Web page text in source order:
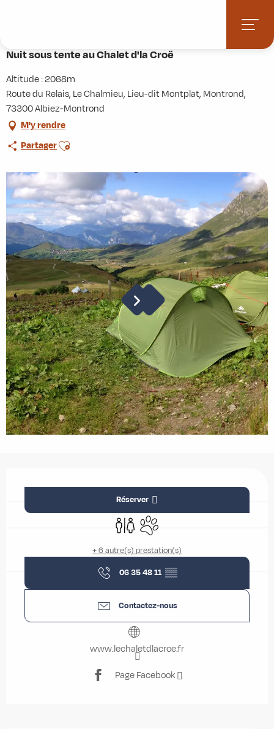
principal
Nuit sous tente au Chalet d'la Croë
Altitude : 2068m
Route du Relais, Le Chalmieu, Lieu-dit Montplat, Montrond,
73300 Albiez-Montrond
M'y rendre
PartagerAjouter aux favoris
Réserver
ToilettesAnimaux acceptés
+ 6 autre(s) prestation(s)
06 35 48 11 ▒▒
Contactez-nous
www.lechaletdlacroe.fr
Page Facebook